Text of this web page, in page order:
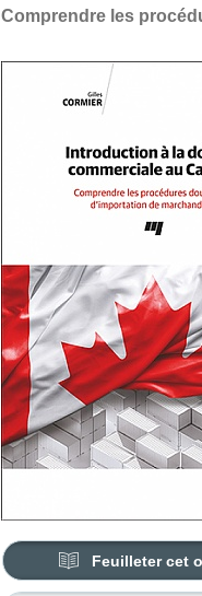
Comprendre les
Feuilleter cet